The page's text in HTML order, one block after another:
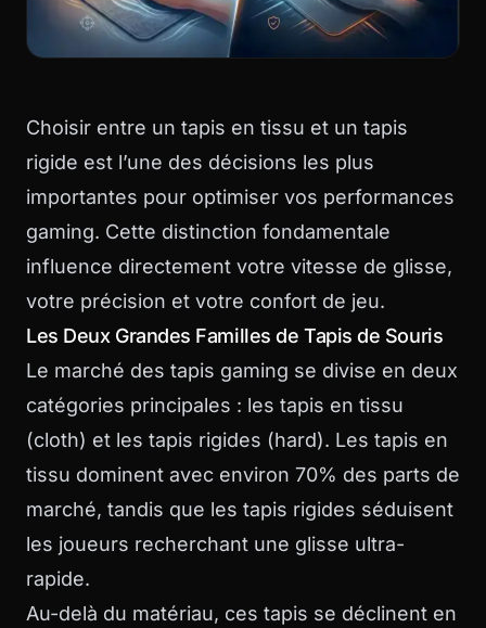
Choisir entre un tapis en tissu et un tapis
rigide est l’une des décisions les plus
importantes pour optimiser vos performances
gaming. Cette distinction fondamentale
influence directement votre vitesse de glisse,
votre précision et votre confort de jeu.
Les Deux Grandes Familles de Tapis de Souris
Le marché des tapis gaming se divise en deux
catégories principales : les tapis en tissu
(cloth) et les tapis rigides (hard). Les tapis en
tissu dominent avec environ 70% des parts de
marché, tandis que les tapis rigides séduisent
les joueurs recherchant une glisse ultra-
rapide.
Au-delà du matériau, ces tapis se déclinent en